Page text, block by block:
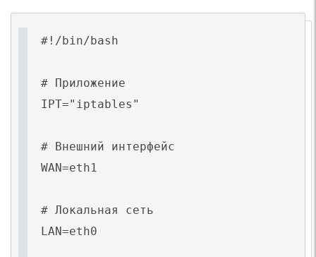
#!/bin/bash
# Приложение
IPT="iptables"
# Внешний интерфейс
WAN=eth1
# Локальная сеть
LAN=eth0